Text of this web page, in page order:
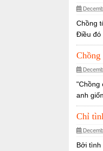
Chồng
Điều đó
"Chồng
anh
Chỉ
Bởi tình